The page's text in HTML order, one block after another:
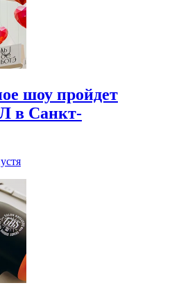
шоу пройдет
в Санкт-